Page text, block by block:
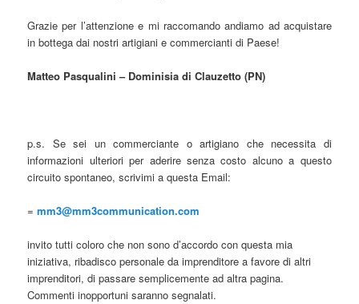
Grazie per l’attenzione e mi raccomando andiamo ad acquistare
in bottega dai nostri artigiani e commercianti di Paese!
Matteo Pasqualini – Dominisia di Clauzetto (PN)
p.s. Se sei un commerciante o artigiano che necessita di
informazioni ulteriori per aderire senza costo alcuno a questo
circuito spontaneo, scrivimi a questa Email:
=mm3@mm3communication.com
invito tutti coloro che non sono d’accordo con questa mia
iniziativa, ribadisco personale da imprenditore a favore di altri
imprenditori, di passare semplicemente ad altra pagina.
Commenti inopportuni saranno segnalati.